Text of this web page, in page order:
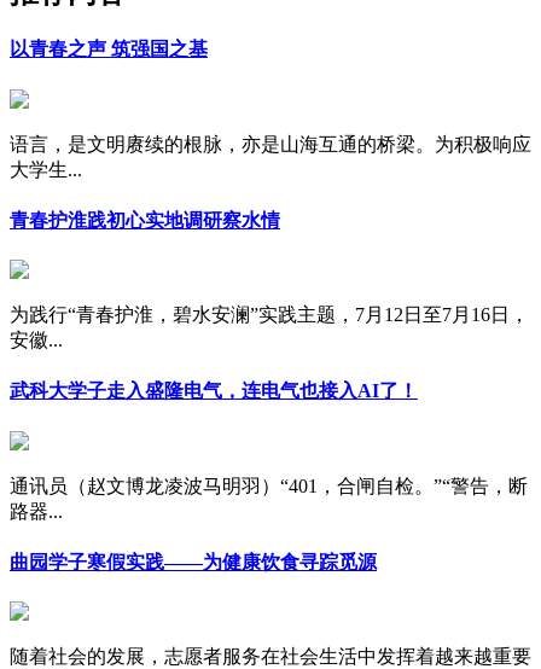
以青春之声 筑强国之基
语言，是文明赓续的根脉，亦是山海互通的桥梁。为积极响应
大学生...
青春护淮践初心实地调研察水情
为践行“青春护淮，碧水安澜”实践主题，7月12日至7月16日，
安徽...
武科大学子走入盛隆电气，连电气也接入AI了！
通讯员（赵文博龙凌波马明羽）“401，合闸自检。”“警告，断
路器...
曲园学子寒假实践——为健康饮食寻踪觅源
随着社会的发展，志愿者服务在社会生活中发挥着越来越重要